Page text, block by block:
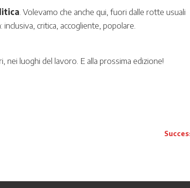
. Volevamo che anche qui, fuori dalle rotte usuali
critica, accogliente, popolare.
luoghi del lavoro. E alla prossima edizione!